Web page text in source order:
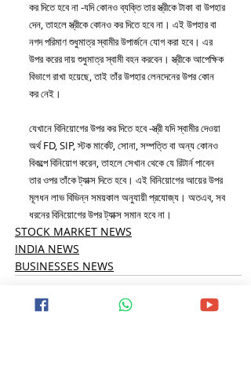
কর দিতে হবে না -যদি কোনও ব্যক্তি তার স্ত্রীকে টাকা বা উপহার
দেন, তাহলে স্ত্রীকে কোনও কর দিতে হবে না। এই উপহার বা
নগদ পরিমাণ শুধুমাত্র স্বামীর উপার্জনে যোগ করা হবে। এর
উপর করের দায় শুধুমাত্র স্বামী বহন করবেন। স্ত্রীকে আপেক্ষিক
বিভাগে রাখা হয়েছে, তাই তাঁর উপহার লেনদেনের উপর কোন
কর নেই।
যেখানে বিনিয়োগের উপর কর দিতে হবে -স্ত্রী যদি স্বামীর দেওয়া
অর্থ FD, SIP, স্টক মার্কেট, সোনা, সম্পত্তি বা অন্য কোনও
বিকল্পে বিনিয়োগ করেন, তাহলে সেখান থেকে যে রিটার্ন পাবেন
তার ওপর তাঁকে ট্যাক্স দিতে হবে। এই বিনিয়োগের আয়ের উপর
মূলধন লাভ বিভিন্ন সময়কাল অনুযায়ী প্রযোজ্য। অতএব, সব
ধরনের বিনিয়োগের উপর ট্যাক্স সমান হবে না।
STOCK MARKET NEWS
INDIA NEWS
BUSINESSES NEWS